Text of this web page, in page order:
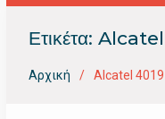
Ετικέτα:
Αρχική Alcatel 4019